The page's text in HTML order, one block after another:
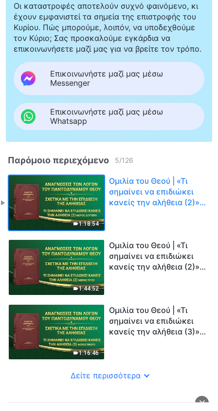
Οι καταστροφές αποτελούν συχνό φαινόμενο, κι
έχουν εμφανιστεί τα σημεία της επιστροφής του
Κυρίου. Πώς μπορούμε, λοιπόν, να υποδεχθούμε
τον Κύριο; Σας προσκαλούμε εγκάρδια να
επικοινωνήσετε μαζί μας για να βρείτε τον τρόπο.
Επικοινωνήστε μαζί μας μέσω
Messenger
Επικοινωνήστε μαζί μας μέσω
Whatsapp
Παρόμοιο περιεχόμενο 5/126
1:18:54
Ομιλία του Θεού | «Τι
σημαίνει να επιδιώκει
κανείς την αλήθεια (2)»
1:44:52
Ομιλία του Θεού | «Τι
σημαίνει να επιδιώκει
κανείς την αλήθεια (2)»
1:16:46
Ομιλία του Θεού | «Τι
σημαίνει να επιδιώκει
κανείς την αλήθεια (3)»
Δείτε περισσότερα